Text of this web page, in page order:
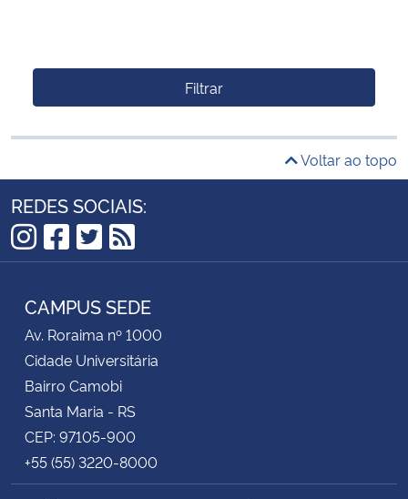
Filtrar
Voltar ao topo
REDES SOCIAIS:
Instagram
Facebook
Twitter
RSS
CAMPUS SEDE
Av. Roraima nº 1000
Cidade Universitária
Bairro Camobi
Santa Maria - RS
CEP: 97105-900
+55 (55) 3220-8000